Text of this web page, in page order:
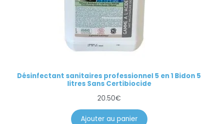
Désinfectant sanitaires professionnel 5 en 1 Bidon 5
litres Sans Certibiocide
20.50€
Ajouter au panier